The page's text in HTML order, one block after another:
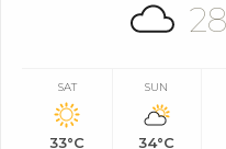
SAT
33°C
SUN
34°C